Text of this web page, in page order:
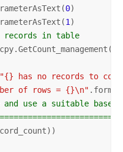
0)
1 )
records in table
"{} has no records to
of rows = {}\n"
use a suitable base